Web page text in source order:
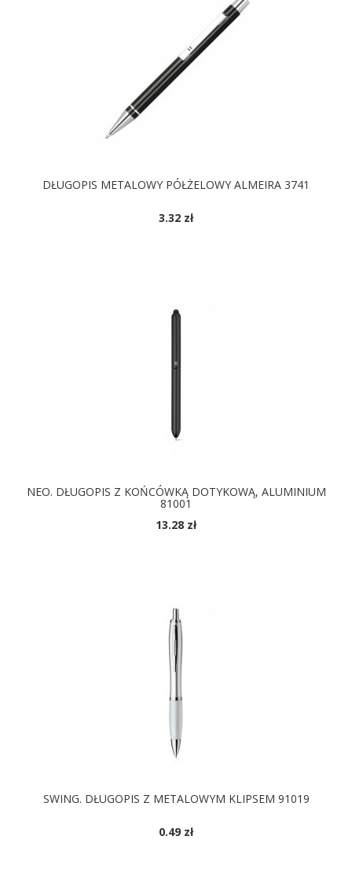
DŁUGOPIS METALOWY PÓŁŻELOWY ALMEIRA 3741
3.32 zł
NEO. DŁUGOPIS Z KOŃCÓWKĄ DOTYKOWĄ, ALUMINIUM
81001
13.28 zł
SWING. DŁUGOPIS Z METALOWYM KLIPSEM 91019
0.49 zł